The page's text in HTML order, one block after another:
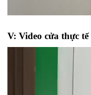
V: Video cửa thực